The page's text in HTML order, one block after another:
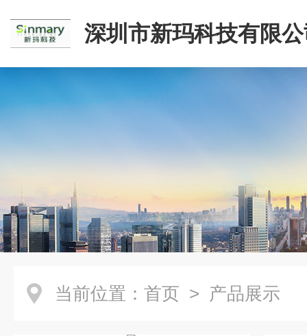
深圳市新玛科技有限
当前位置： 首页 > 产品展示